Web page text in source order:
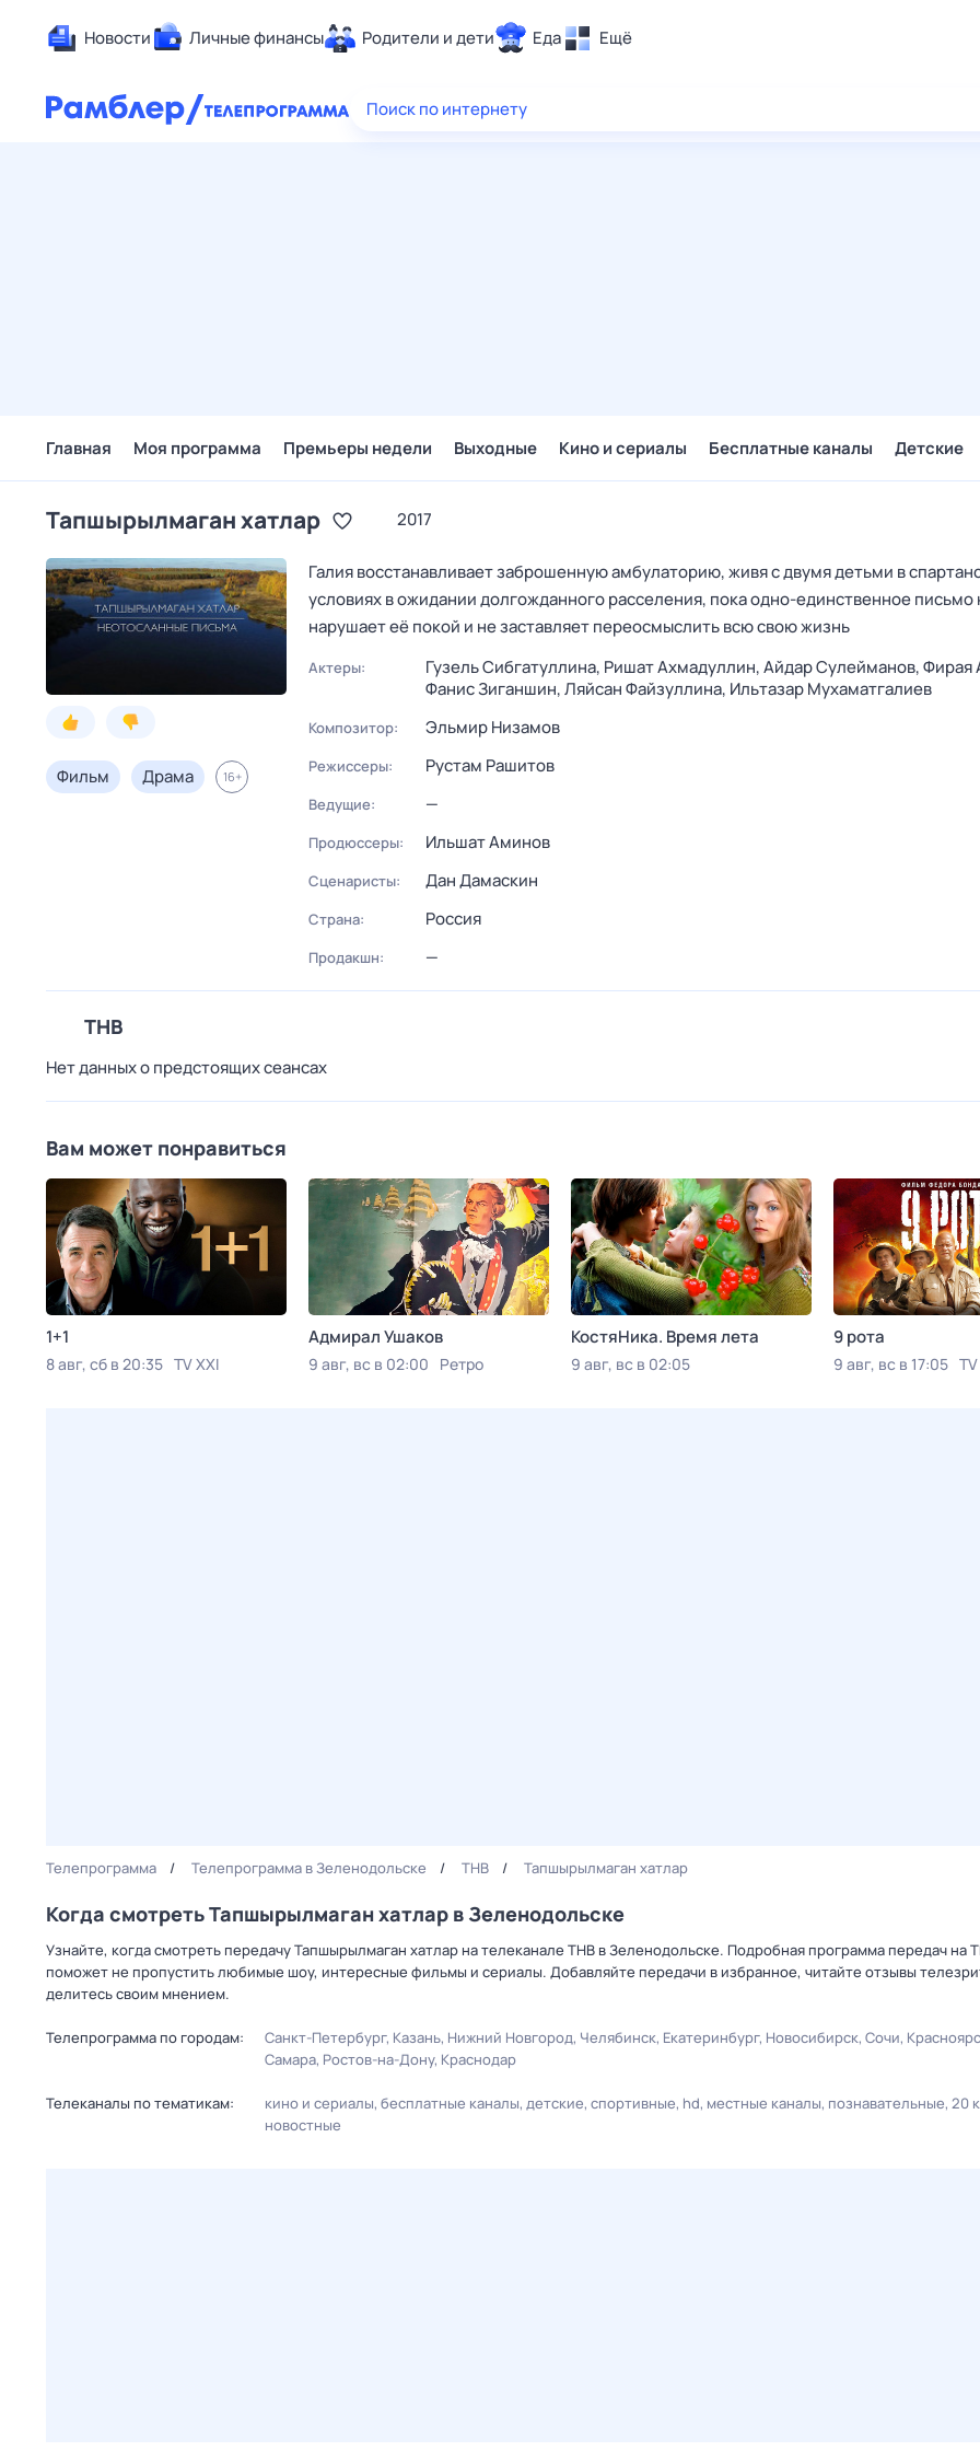
Новости Личные финансы Родители и дети Еда Ещё
Здоровье
Поиск по интернету
Главная Моя программа Премьеры недели Выходные Кино и сериалы Бесплатные каналы Детские
Тапшырылмаган хатлар 2017
Фильм Драма 16+
Галия восстанавливает заброшенную амбулаторию, живя с двумя детьми в
условиях в ожидании долгожданного расселения, пока одно-единственное письмо
нарушает её покой и не заставляет переосмыслить всю свою жизнь
Актеры: Гузель Сибгатуллина, Ришат Ахмадуллин,Айдар Сулейманов,Фирая
Фанис Зиганшин,Ляйсан Файзуллина, Ильтазар Мухаматгалиев
Композитор: Эльмир Низамов
Режиссеры: Рустам Рашитов
Ведущие: —
Продюссеры: Ильшат Аминов
Сценаристы: Дан Дамаскин
Страна: Россия
Продакшн: —
ТНВ
Нет данных о предстоящих сеансах
Вам может понравиться
1+1
8 авг, сб в 20:35 TV XXI
Адмирал Ушаков
9 авг, вс в 02:00 Ретро
КостяНика. Время лета
9 авг, вс в 02:05
9 рота
9 авг, вс в 17:05
Телепрограмма Телепрограмма в Зеленодольске ТНВ Тапшырылмаган хатлар
Когда смотреть Тапшырылмаган хатлар в Зеленодольске
Узнайте, когда смотреть передачу Тапшырылмаган хатлар на телеканале ТНВ в Зеленодольске. Подробная программа передач на
поможет не пропустить любимые шоу, интересные фильмы и сериалы. Добавляйте передачи в избранное, читайте отзывы
делитесь своим мнением.
Телепрограмма по городам: Санкт-Петербург Казань Нижний Новгород Челябинск Екатеринбург Новосибирск Сочи
Самара Ростов-на-Дону Краснодар
Телеканалы по тематикам: кино и сериалы бесплатные каналы детские спортивные hd местные каналы познавательные 20
новостные